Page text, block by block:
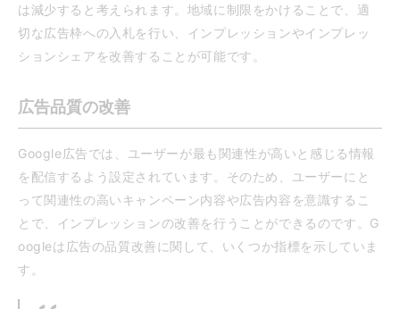
は減少すると考えられます。地域に制限をかけることで、適
切な広告枠への入札を行い、インプレッションやインプレッ
ションシェアを改善することが可能です。
広告品質の改善
Google広告では、ユーザーが最も関連性が高いと感じる情報
を配信するよう設定されています。そのため、ユーザーにと
って関連性の高いキャンペーン内容や広告内容を意識するこ
とで、インプレッションの改善を行うことができるのです。G
oogleは広告の品質改善に関して、いくつか指標を示していま
す。